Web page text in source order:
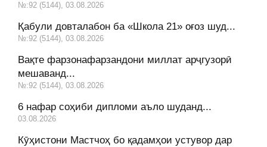
№:92 (5144), 03.08.2026
Қабули довталабон ба «Школа 21» оғоз шуд...
№:92 (5144), 03.08.2026
Вақте фарзонафарзандони миллат арҷгузорӣ
мешаванд...
№:92 (5144), 03.08.2026
6 нафар соҳиби дипломи аъло шуданд...
03.08.2026
Кӯҳистони Мастчоҳ бо қадамҳои устувор дар